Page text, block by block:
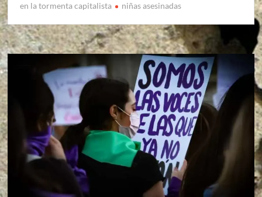
en la tormenta capitalista
niñas asesinadas